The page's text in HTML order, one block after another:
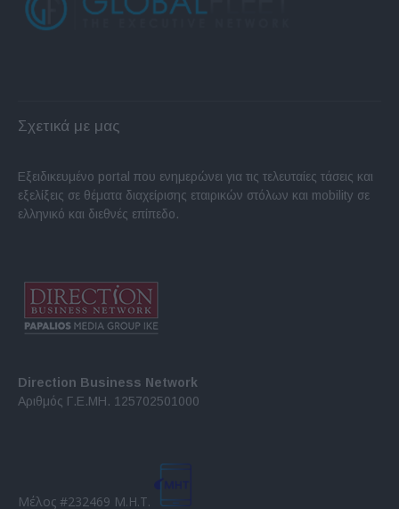
Σχετικά με μας
Εξειδικευμένο portal που ενημερώνει για τις τελευταίες τάσεις και
εξελίξεις σε θέματα διαχείρισης εταιρικών στόλων και mobility σε
ελληνικό και διεθνές επίπεδο.
Direction Business Network
Αριθμός Γ.Ε.ΜΗ. 125702501000
Μέλος #232469 Μ.Η.Τ.